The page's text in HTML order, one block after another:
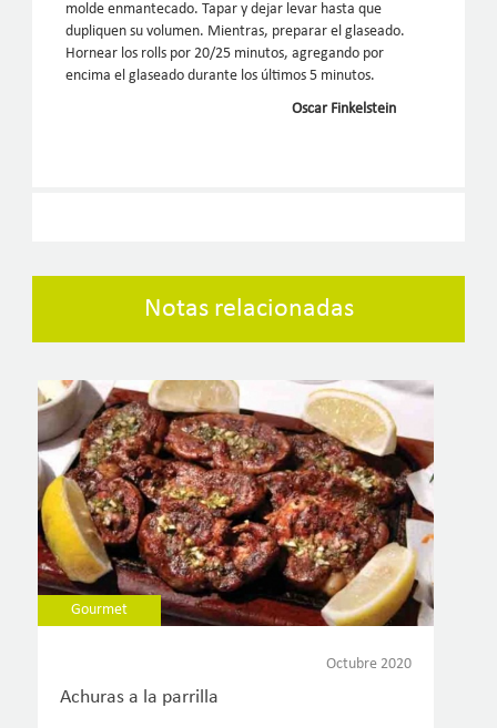
molde enmantecado. Tapar y dejar levar hasta que
dupliquen su volumen. Mientras, preparar el glaseado.
Hornear los rolls por 20/25 minutos, agregando por
encima el glaseado durante los últimos 5 minutos.
Oscar Finkelstein
Notas relacionadas
Gourmet
Octubre 2020
Achuras a la parrilla